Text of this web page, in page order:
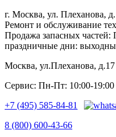
г. Москва, ул. Плеханова,
Ремонт и обслуживание
Продажа запасных
праздничные дни:
Москва, ул.Плеханова, д.17
Сервис: Пн-Пт: 10:00-
+7 (495) 585-84-81
8 (800) 600-43-66